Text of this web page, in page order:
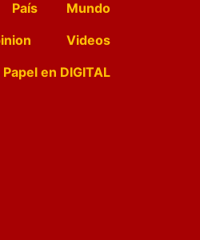
País
Mundo
Videos
en DIGITAL